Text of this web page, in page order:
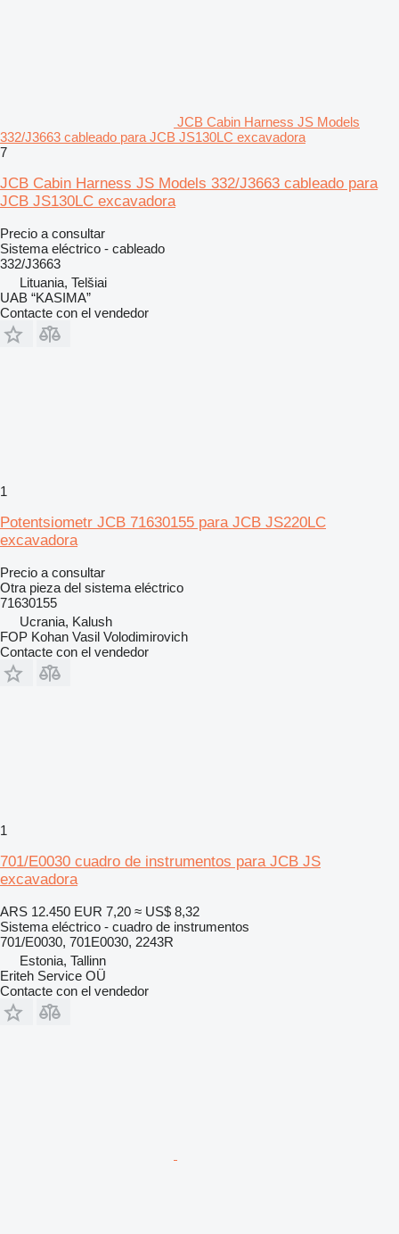
JCB Cabin Harness JS Models
332/J3663 cableado para JCB JS130LC excavadora
7
JCB Cabin Harness JS Models 332/J3663 cableado para
JCB JS130LC excavadora
Precio a consultar
Sistema eléctrico - cableado
332/J3663
Lituania, Telšiai
UAB “KASIMA”
Contacte con el vendedor
1
Potentsiometr JCB 71630155 para JCB JS220LC
excavadora
Precio a consultar
Otra pieza del sistema eléctrico
71630155
Ucrania, Kalush
FOP Kohan Vasil Volodimirovich
Contacte con el vendedor
1
701/E0030 cuadro de instrumentos para JCB JS
excavadora
ARS 12.450 EUR 7,20 ≈ US$ 8,32
Sistema eléctrico - cuadro de instrumentos
701/E0030, 701E0030, 2243R
Estonia, Tallinn
Eriteh Service OÜ
Contacte con el vendedor